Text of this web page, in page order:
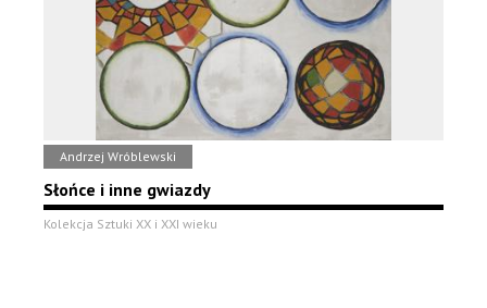
Andrzej Wróblewski
Słońce i inne gwiazdy
Kolekcja Sztuki XX i XXI wieku